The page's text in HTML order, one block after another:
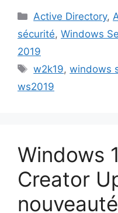
Catégories
Active Directory,
sécurité, Windows
2019
Étiquettes
w2k19,windows
ws2019
Windows
Creator